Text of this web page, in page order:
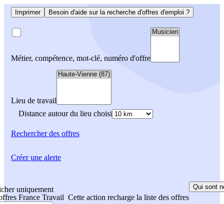
Imprimer Besoin d'aide sur la recherche d'offres d'emploi ?
Métier, compétence, mot-clé, numéro d'offre
Lieu de travail
Distance autour du lieu choisi
Rechercherdes offres
uniquement
France Travail Cette action recharge la liste des offres
Qui sont
Créer une alerte